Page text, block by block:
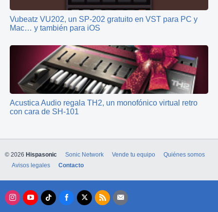
Vubeatz VU202, un SP‑202 gratuito en VST para PC y
Mac… y también para iOS
Acustica Audio regala TH2, un monofónico virtual retro
con cara de SH-101
© 2026 Hispasonic Sonic Network Vende tu equipo
Quiénes somos
Avisos legales
Contacto